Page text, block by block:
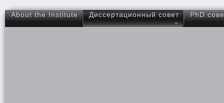
About the Institute Диссертационный совет PhD